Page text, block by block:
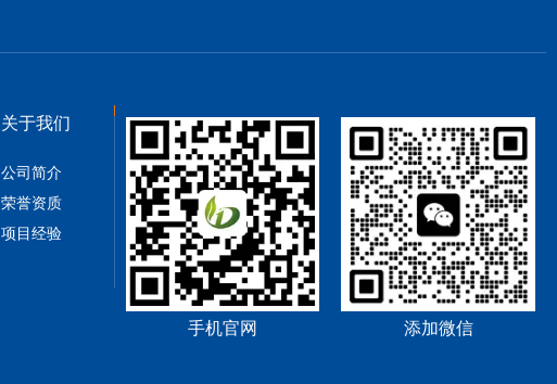
关于我们
公司简介
荣誉资质
项目经验
手机官网 添加微信